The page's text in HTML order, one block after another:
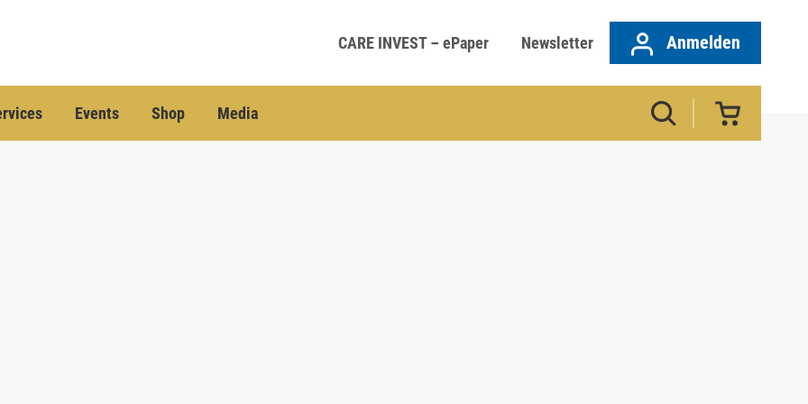
CARE INVEST – ePaper Newsletter Anmelden
Events Shop Media